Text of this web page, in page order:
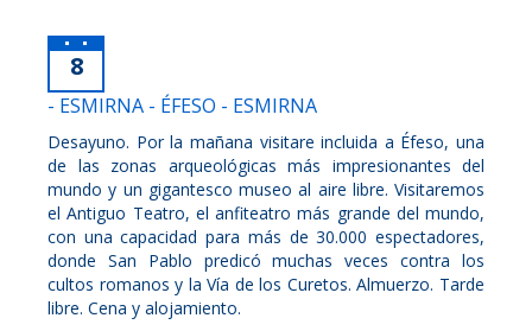
8
- ESMIRNA - ÉFESO - ESMIRNA
Desayuno. Por la mañana visitare incluida a Éfeso, una
de las zonas arqueológicas más impresionantes del
mundo y un gigantesco museo al aire libre. Visitaremos
el Antiguo Teatro, el anfiteatro más grande del mundo,
con una capacidad para más de 30.000 espectadores,
donde San Pablo predicó muchas veces contra los
cultos romanos y la Vía de los Curetos. Almuerzo. Tarde
libre. Cena y alojamiento.